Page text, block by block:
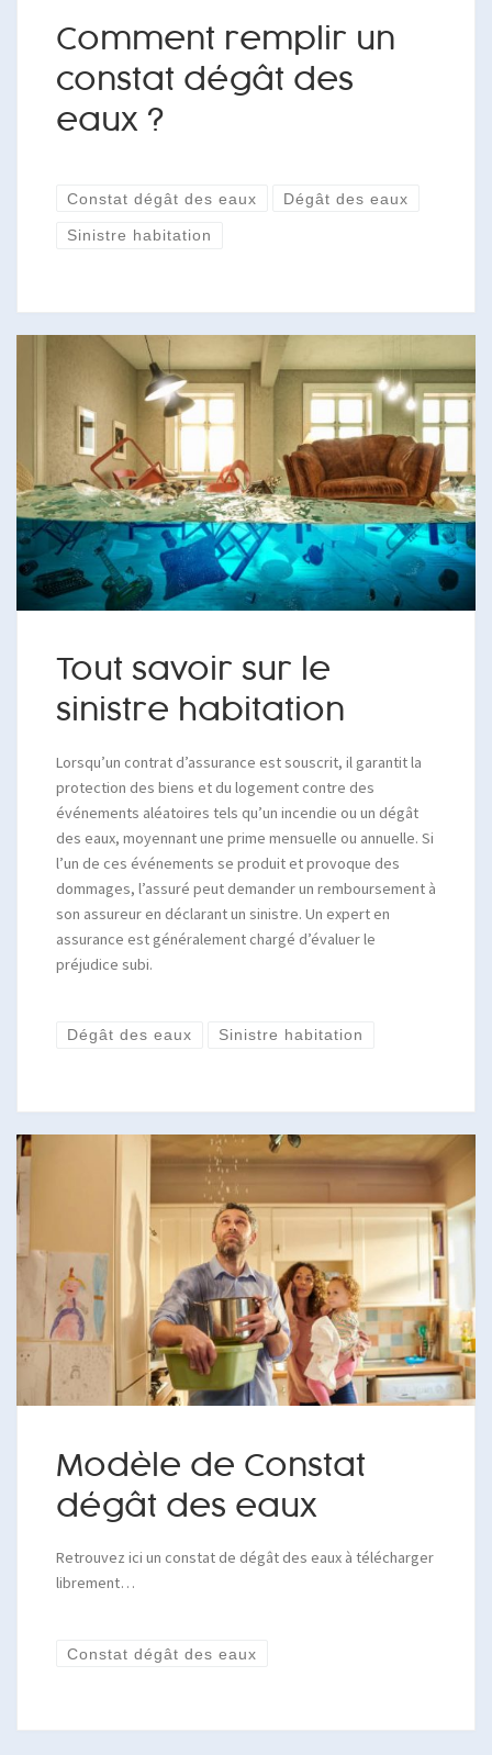
Comment remplir un
constat dégât des
eaux ?
Constat dégât des eaux Dégât des eaux
Sinistre habitation
Tout savoir sur le
sinistre habitation
Lorsqu’un contrat d’assurance est souscrit, il garantit la
protection des biens et du logement contre des
événements aléatoires tels qu’un incendie ou un dégât
des eaux, moyennant une prime mensuelle ou annuelle. Si
l’un de ces événements se produit et provoque des
dommages, l’assuré peut demander un remboursement à
son assureur en déclarant un sinistre. Un expert en
assurance est généralement chargé d’évaluer le
préjudice subi.
Dégât des eaux Sinistre habitation
Modèle de Constat
dégât des eaux
Retrouvez ici un constat de dégât des eaux à télécharger
librement…
Constat dégât des eaux